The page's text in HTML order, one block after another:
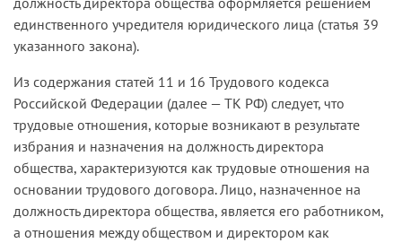
единственного учредителя юридического лица (статья 39
указанного закона).
Из содержания статей 11 и 16 Трудового кодекса
Российской Федерации (далее — ТК РФ) следует, что
трудовые отношения, которые возникают в результате
избрания и назначения на должность директора
общества, характеризуются как трудовые отношения на
основании трудового договора. Лицо, назначенное на
должность директора общества, является его работником,
а отношения между обществом и директором как